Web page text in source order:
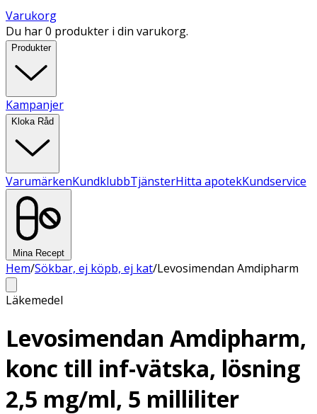
Varukorg
Du har 0 produkter i din varukorg.
Produkter
Kampanjer
Kloka Råd
VarumärkenKundklubbTjänsterHitta apotekKundservice
Mina Recept
Hem/Sökbar, ej köpb, ej kat/Levosimendan Amdipharm
Läkemedel
Levosimendan Amdipharm,
konc till inf-vätska, lösning
2,5 mg/ml, 5 milliliter